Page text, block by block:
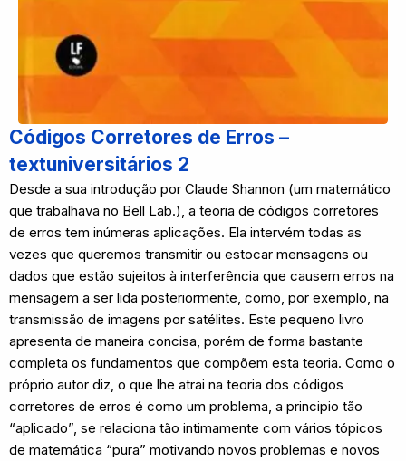
Códigos Corretores de Erros –
textuniversitários 2
Desde a sua introdução por Claude Shannon (um matemático
que trabalhava no Bell Lab.), a teoria de códigos corretores
de erros tem inúmeras aplicações. Ela intervém todas as
vezes que queremos transmitir ou estocar mensagens ou
dados que estão sujeitos à interferência que causem erros na
mensagem a ser lida posteriormente, como, por exemplo, na
transmissão de imagens por satélites. Este pequeno livro
apresenta de maneira concisa, porém de forma bastante
completa os fundamentos que compõem esta teoria. Como o
próprio autor diz, o que lhe atrai na teoria dos códigos
corretores de erros é como um problema, a principio tão
“aplicado”, se relaciona tão intimamente com vários tópicos
de matemática “pura” motivando novos problemas e novos